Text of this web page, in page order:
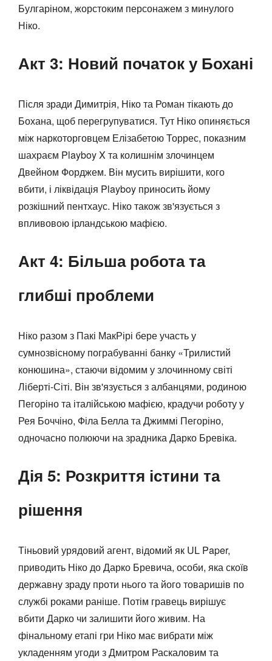
Булгаріном, жорстоким персонажем з минулого
Ніко.
Акт 3: Новий початок у Бохані
Після зради Димитрія, Ніко та Роман тікають до
Бохана, щоб перегрупуватися. Тут Ніко опиняється
між наркоторговцем Елізабетою Торрес, показним
шахраєм Playboy X та колишнім злочинцем
Двейном Форджем. Він мусить вирішити, кого
вбити, і ліквідація Playboy приносить йому
розкішний пентхаус. Ніко також зв'язується з
впливовою ірландською мафією.
Акт 4: Більша робота та
глибші проблеми
Ніко разом з Пакі МакРірі бере участь у
сумнозвісному пограбуванні банку «Трилистий
конюшина», стаючи відомим у злочинному світі
Ліберті-Сіті. Він зв'язується з албанцями, родиною
Пегоріно та італійською мафією, крадучи роботу у
Рея Боччіно, Філа Белла та Джиммі Пегоріно,
одночасно полюючи на зрадника Дарко Бревіка.
Дія 5: Розкриття істини та
рішення
Тіньовий урядовий агент, відомий як UL Paper,
приводить Ніко до Дарко Бревича, особи, яка скоїв
державну зраду проти нього та його товаришів по
службі роками раніше. Потім гравець вирішує
вбити Дарко чи залишити його живим. На
фінальному етапі гри Ніко має вибрати між
укладенням угоди з Дмитром Раскаловим та